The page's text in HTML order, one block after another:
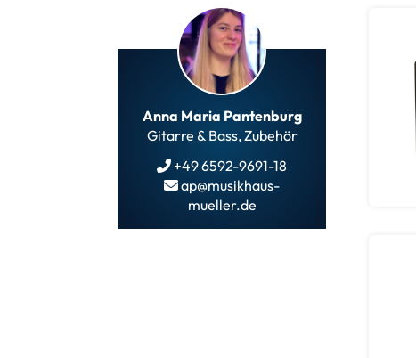
Anna Maria Pantenburg
Gitarre & Bass, Zubehör
+49 6592-9691-18
ap@musikhaus-
mueller.de